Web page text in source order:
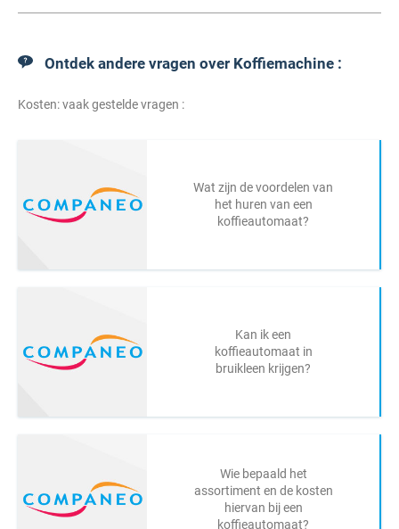
Ontdek andere vragen over Koffiemachine :
Kosten: vaak gestelde vragen :
Wat zijn de voordelen van
het huren van een
koffieautomaat?
Kan ik een
koffieautomaat in
bruikleen krijgen?
Wie bepaald het
assortiment en de kosten
hiervan bij een
koffieautomaat?